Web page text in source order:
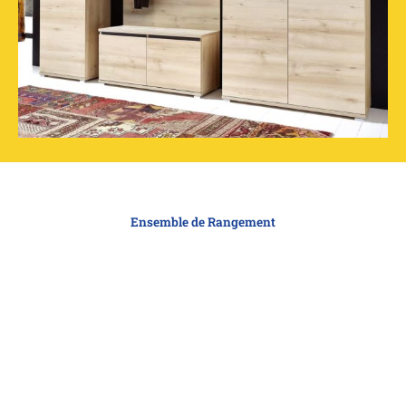
Ensemble de Rangement